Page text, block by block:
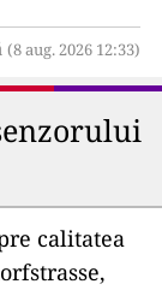
(8 aug. 2026 12:33)
calitatea